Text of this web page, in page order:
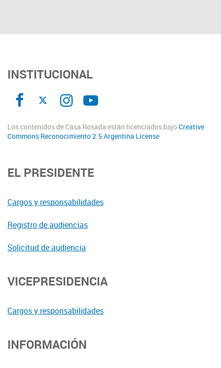
INSTITUCIONAL
Los contenidos de Casa Rosada están licenciados bajoCreative
Commons Reconocimiento 2.5 Argentina License
EL PRESIDENTE
Cargos y responsabilidades
Registro de audiencias
Solicitud de audiencia
VICEPRESIDENCIA
Cargos y responsabilidades
INFORMACIÓN